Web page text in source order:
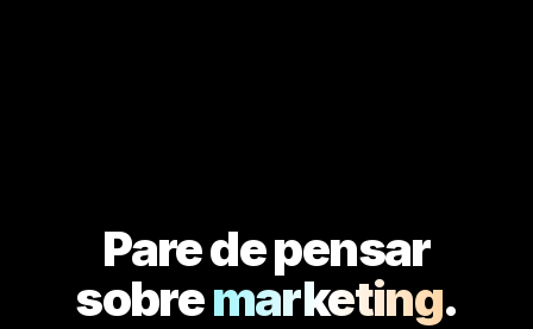
Pare de pensar
sobremarketing.